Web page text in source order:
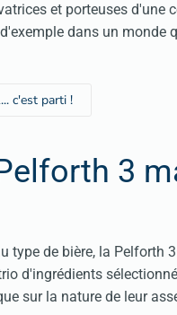
et porteuses d'une
dans un monde
c'est parti !
3
type de bière, la Pelforth
d'ingrédients
sur la nature de leur